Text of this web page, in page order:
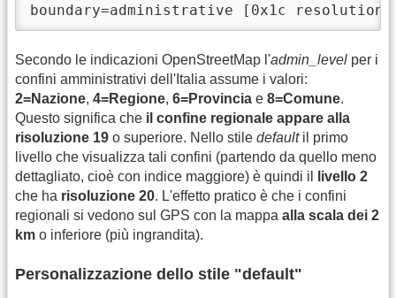
boundary=administrative [0x1c resolution
Secondo le indicazioni OpenStreetMap l'admin_level per i
confini amministrativi dell'Italia assume i valori:
2=Nazione, 4=Regione, 6=Provincia e 8=Comune.
Questo significa che il confine regionale appare alla
risoluzione 19 o superiore. Nello stile defaultil primo
livello che visualizza tali confini (partendo da quello meno
dettagliato, cioè con indice maggiore) è quindi il
livello 2
che ha risoluzione 20. L'effetto pratico è che i confini
regionali si vedono sul GPS con la mappa alla scala dei 2
km o inferiore (più ingrandita).
Personalizzazione dello stile "default"